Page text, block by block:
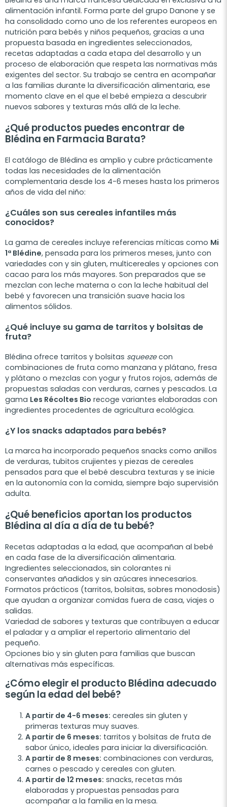
alimentación infantil. Forma parte del grupo Danone y se
ha consolidado como uno de los referentes europeos en
nutrición para bebés y niños pequeños, gracias a una
propuesta basada en ingredientes seleccionados,
recetas adaptadas a cada etapa del desarrollo y un
proceso de elaboración que respeta las normativas más
exigentes del sector. Su trabajo se centra en acompañar
a las familias durante la diversificación alimentaria, ese
momento clave en el que el bebé empieza a descubrir
nuevos sabores y texturas más allá de la leche.
¿Qué productos puedes encontrar de
Blédina en Farmacia Barata?
El catálogo de Blédina es amplio y cubre prácticamente
todas las necesidades de la alimentación
complementaria desde los 4-6 meses hasta los primeros
años de vida del niño:
¿Cuáles son sus cereales infantiles más
conocidos?
La gama de cereales incluye referencias míticas como Mi
1ª Blédine, pensada para los primeros meses, junto con
variedades con y sin gluten, multicereales y opciones con
cacao para los más mayores. Son preparados que se
mezclan con leche materna o con la leche habitual del
bebé y favorecen una transición suave hacia los
alimentos sólidos.
¿Qué incluye su gama de tarritos y bolsitas de
fruta?
Blédina ofrece tarritos y bolsitas squeezecon
combinaciones de fruta como manzana y plátano, fresa
y plátano o mezclas con yogur y frutos rojos, además de
propuestas saladas con verduras, carnes y pescados. La
gama Les Récoltes Bio recoge variantes elaboradas con
ingredientes procedentes de agricultura ecológica.
¿Y los snacks adaptados para bebés?
La marca ha incorporado pequeños snacks como anillos
de verduras, tubitos crujientes y piezas de cereales
pensados para que el bebé descubra texturas y se inicie
en la autonomía con la comida, siempre bajo supervisión
adulta.
¿Qué beneficios aportan los productos
Blédina al día a día de tu bebé?
Recetas adaptadas a la edad, que acompañan al bebé
en cada fase de la diversificación alimentaria.
Ingredientes seleccionados, sin colorantes ni
conservantes añadidos y sin azúcares innecesarios.
Formatos prácticos (tarritos, bolsitas, sobres monodosis)
que ayudan a organizar comidas fuera de casa, viajes o
salidas.
Variedad de sabores y texturas que contribuyen a educar
el paladar y a ampliar el repertorio alimentario del
pequeño.
Opciones bio y sin gluten para familias que buscan
alternativas más específicas.
¿Cómo elegir el producto Blédina adecuado
según la edad del bebé?
A partir de 4-6 meses: cereales sin gluten y
primeras texturas muy suaves.
A partir de 6 meses: tarritos y bolsitas de fruta de
sabor único, ideales para iniciar la diversificación.
A partir de 8 meses: combinaciones con verduras,
carnes o pescado y cereales con gluten.
A partir de 12 meses: snacks, recetas más
elaboradas y propuestas pensadas para
acompañar a la familia en la mesa.